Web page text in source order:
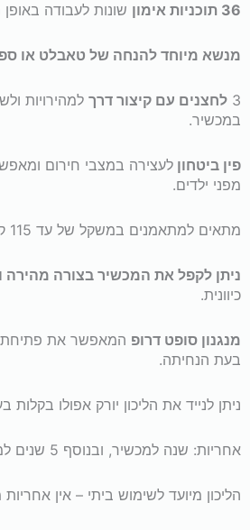
36 תוכניות אימון שונות לעבודה
מנשא מיוחד להנחה של טאבלט או
3 לחצנים עם קיצור דרך למהירויות
במכשיר.
פין ביטחון לעצירה במצבי חירום
מפני ילדים.
מתאים למתאמנים במשקל של עד 115 ק"ג.
ניתן לקפל את המכשיר בצורה מהירה
כיוונית.
מנגנון סופט דרופ המאפשר את פתיחת
בעת הנחיתה.
ניתן לנייד את הליכון יורק אפולו
אחריות: שנה למכשיר, ובנוסף 5 שנים למנוע.
הליכון מיועד לשימוש ביתי – אין